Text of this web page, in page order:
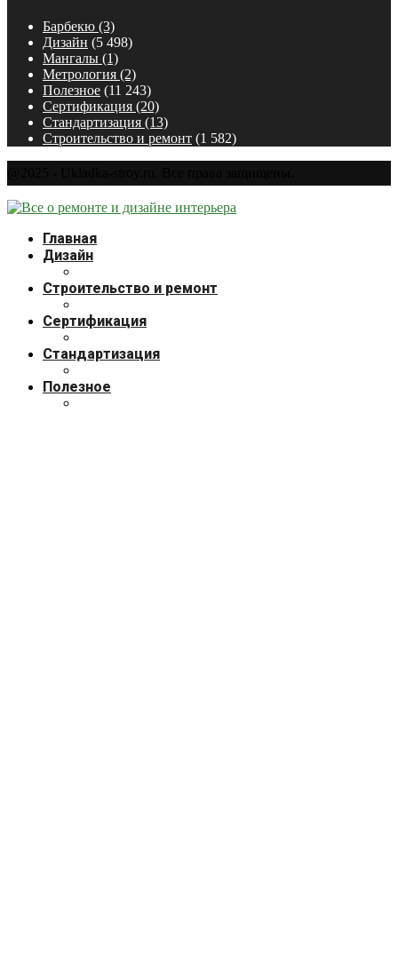
Барбекю (3)
Дизайн (5 498)
Мангалы (1)
Метрология (2)
Полезное (11 243)
Сертификация (20)
Стандартизация (13)
Строительство и ремонт (1 582)
Главная
Дизайн
Строительство и ремонт
Сертификация
Стандартизация
Полезное